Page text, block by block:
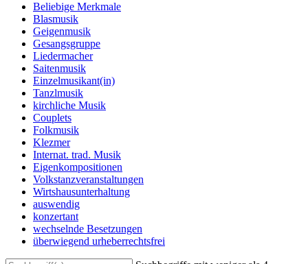
Beliebige Merkmale
Blasmusik
Geigenmusik
Gesangsgruppe
Liedermacher
Saitenmusik
Einzelmusikant(in)
Tanzlmusik
kirchliche Musik
Couplets
Folkmusik
Klezmer
Internat. trad. Musik
Eigenkompositionen
Volkstanzveranstaltungen
Wirtshausunterhaltung
auswendig
konzertant
wechselnde Besetzungen
überwiegend urheberrechtsfrei